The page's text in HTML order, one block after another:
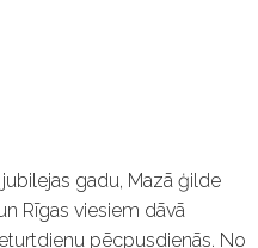
gadu, Mazā ģilde
Rīgas viesiem dāvā
pēcpusdienās. No